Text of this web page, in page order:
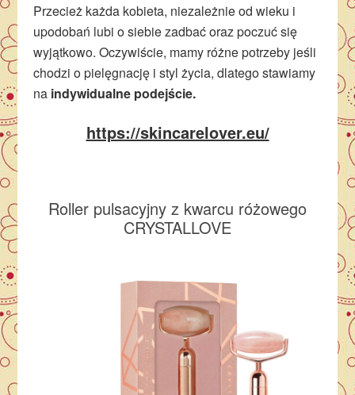
Przecież każda kobieta, niezależnie od wieku i
upodobań lubi o siebie zadbać oraz poczuć się
wyjątkowo. Oczywiście, mamy różne potrzeby jeśli
chodzi o pielęgnację i styl życia, dlatego stawiamy
na indywidualne podejście.
https://skincarelover.eu/
Roller pulsacyjny z kwarcu różowego
CRYSTALLOVE